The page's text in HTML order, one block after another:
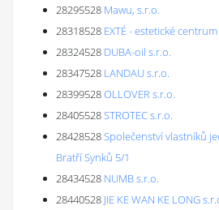
28295528 Mawu, s.r.o.
28318528 EXTÉ - estetické
28324528 DUBA-oil s.r.o.
28347528 LANDAU s.r.o.
28399528OLLOVER s.r.o.
28405528STROTEC s.r.o.
28428528Společenství vlastníků
Bratří Synků 5/1
28434528 NUMB s.r.o.
28440528 JIE KE WAN KE LONG